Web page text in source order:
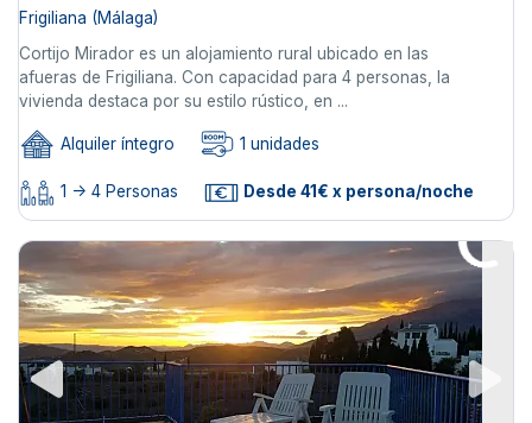
Frigiliana (Málaga)
Cortijo Mirador es un alojamiento rural ubicado en las
afueras de Frigiliana. Con capacidad para 4 personas, la
vivienda destaca por su estilo rústico, en ...
Alquiler íntegro 1 unidades
1 -> 4 Personas Desde 41€ x persona/noche